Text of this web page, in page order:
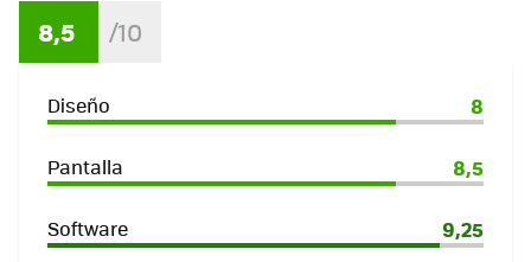
8,5
Diseño 8
Pantalla 8,5
Software 9,25